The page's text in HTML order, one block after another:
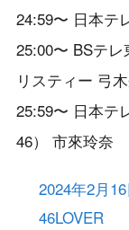
24:59〜 日本テ
25:00〜 BSテ
リスティー 弓
25:59〜 日本テ
46） 市來玲奈
2024年2月
46LOVER